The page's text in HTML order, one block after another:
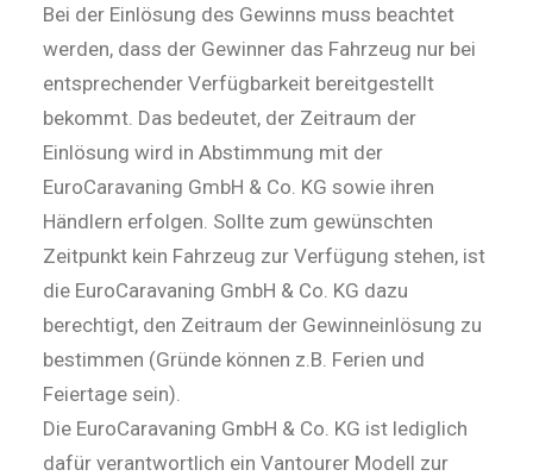
Bei der Einlösung des Gewinns muss beachtet
werden, dass der Gewinner das Fahrzeug nur bei
entsprechender Verfügbarkeit bereitgestellt
bekommt. Das bedeutet, der Zeitraum der
Einlösung wird in Abstimmung mit der
EuroCaravaning GmbH & Co. KG sowie ihren
Händlern erfolgen. Sollte zum gewünschten
Zeitpunkt kein Fahrzeug zur Verfügung stehen, ist
die EuroCaravaning GmbH & Co. KG dazu
berechtigt, den Zeitraum der Gewinneinlösung zu
bestimmen (Gründe können z.B. Ferien und
Feiertage sein).
Die EuroCaravaning GmbH & Co. KG ist lediglich
dafür verantwortlich ein Vantourer Modell zur